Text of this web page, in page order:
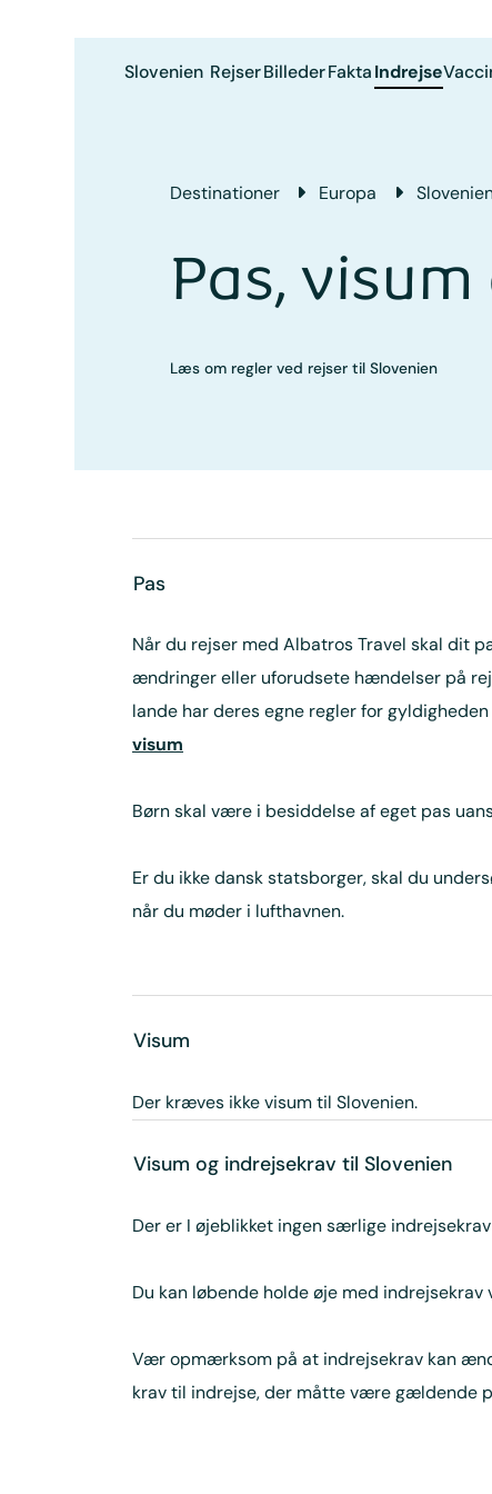
Slovenien RejserBillederFaktaIndrejse
Destinationer Europa
Pas,
Læs om regler ved rejser til Slovenien
Pas
Når du rejser med Albatros Travel skal dit
ændringer eller uforudsete hændelser på
lande har deres egne regler for
visum
Børn skal være i besiddelse af eget pas
Er du ikke dansk statsborger, skal du
når du møder i lufthavnen.
Visum
Der kræves ikke visum til Slovenien.
Visum og indrejsekrav til Slovenien
Der er I øjeblikket ingen særlige
Du kan løbende holde øje med
Vær opmærksom på at indrejsekrav kan
krav til indrejse, der måtte være gældende